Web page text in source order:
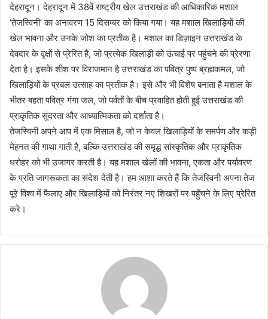
देहरादून। देहरादून में 38वें राष्ट्रीय खेल उत्तराखंड की आधिकारिक मशाल
‘तेजस्विनी’ का अनावरण 15 दिसम्बर को किया गया। यह मशाल खिलाड़ियों की
खेल भावना और उनके जोश का प्रतीक है। मशाल का डिज़ाइन उत्तराखंड के
देवदार के वृक्षों से प्रेरित है, जो प्रत्येक खिलाड़ी को ऊंचाई पर पहुंचने की प्रेरणा
देता है। इसके शीश पर विराजमान है उत्तराखंड का पवित्र पुष्प ब्रह्मकमल, जो
खिलाड़ियों के प्रबल उत्साह का प्रतीक है। इसे और भी विशेष बनाता है मशाल के
भीतर बहता पवित्र गंगा जल, जो पर्वतों के बीच प्रवाहित होती हुई उत्तराखंड की
प्राकृतिक सुंदरता और आध्यात्मिकता को दर्शाता है।
तेजस्विनी अपने आप में एक मिसाल है, जो न केवल खिलाड़ियों के समर्पण और कड़ी
मेहनत की गाथा गाती है, बल्कि उत्तराखंड की समृद्ध सांस्कृतिक और प्राकृतिक
धरोहर को भी उजागर करती है। यह मशाल खेलों की भावना, एकता और पर्यावरण
के प्रति जागरूकता का संदेश देती है। हम आशा करते हैं कि तेजस्विनी अपना तेज
पूरे विश्व में फैलाए और खिलाड़ियों को निरंतर नए शिखरों पर पहुँचने के लिए प्रेरित
करे।